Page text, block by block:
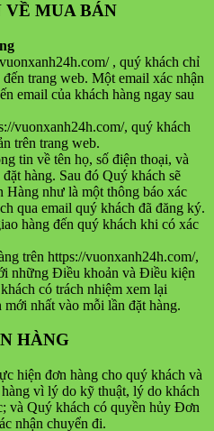
MUA BÁN
, quý khách chỉ
trang web. Một email xác nhận
email của khách hàng ngay sau
vuonxanh24h.com/, quý khách
trên trang web.
tin về tên họ, số điện thoại, và
hàng. Sau đó Quý khách sẽ
như là một thông báo xác
qua email quý khách đã đăng ký.
hàng đến quý khách khi có xác
trên https://vuonxanh24h.com/,
những Điều khoản và Điều kiện
có trách nhiệm xem lại
nhất vào mỗi lần đặt hàng.
HÀNG
hiện đơn hàng cho quý khách và
vì lý do kỹ thuật, lý do khách
và Quý khách có quyền hủy Đơn
nhận chuyển đi.